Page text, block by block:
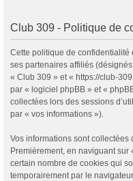
Club 309 - Politique de
Cette politique de
ses partenaires affiliés
« Club 309 » et « https://club-
par « logiciel phpBB » et «
collectées lors des sessions
par « vos informations »).
Vos informations sont
Premièrement, en naviguant
certain nombre de cookies qui
temporairement par le